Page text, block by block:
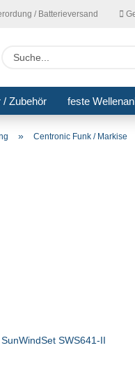
/ Batterieversand
/ Zubehör feste
» Centronic Funk / Markise